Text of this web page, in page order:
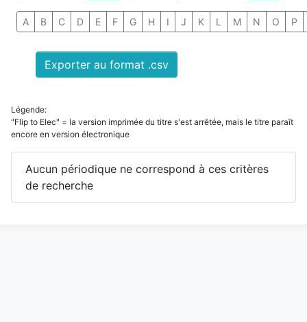
A B C D E F G H I J K L M N O P
Exporter au format .csv
Légende:
"Flip to Elec" = la version imprimée du titre s'est arrêtée, mais le titre paraît
encore en version électronique
Aucun périodique ne correspond à ces critères
de recherche